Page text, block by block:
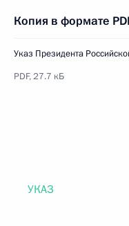
Копия в формате
Указ Президента
PDF, 27.7 кБ
УКАЗ